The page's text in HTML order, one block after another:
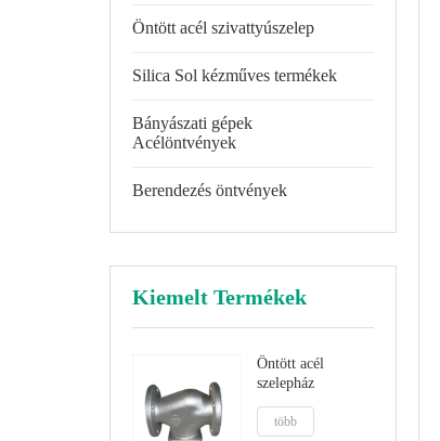
Öntött acél szivattyúszelep
Silica Sol kézműves termékek
Bányászati ​​gépek
Acélöntvények
Berendezés öntvények
Kiemelt Termékek
Öntött acél
szelepház
több